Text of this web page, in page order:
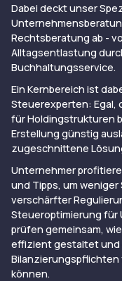
Dabei deckt unser
Rechtsberatung ab -
Alltagsentlastung
Buchhaltungsservice.
Ein Kernbereich ist
Steuerexperten: Egal,
für Holdingstrukturen
Erstellung günstig
zugeschnittene
Unternehmer
und Tipps, um
verschärfter
Steueroptimierung für
prüfen gemeinsam,
effizient gestaltet und
können.